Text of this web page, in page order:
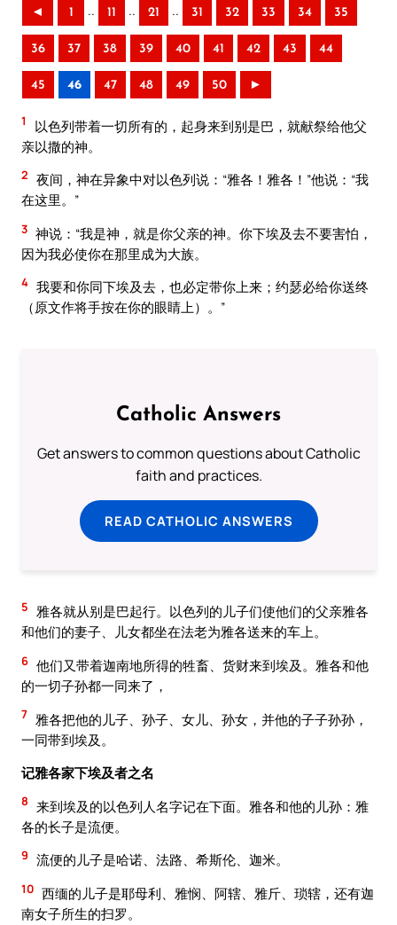
◄ 1 .. 11 .. 21 .. 31 32 33 34 35
36 37 38 39 40 41 42 43 44
45 46 47 48 49 50 ►
1
以色列带着一切所有的，起身来到别是巴，就献祭给他父
亲以撒的神。
2 夜间，神在异象中对以色列说：“雅各！雅各！”他说：“我
在这里。”
3 神说：“我是神，就是你父亲的神。你下埃及去不要害怕，
因为我必使你在那里成为大族。
4 我要和你同下埃及去，也必定带你上来；约瑟必给你送终
（原文作将手按在你的眼睛上）。”
Catholic Answers
Get answers to common questions about Catholic
faith and practices.
READ CATHOLIC ANSWERS
5 雅各就从别是巴起行。以色列的儿子们使他们的父亲雅各
和他们的妻子、儿女都坐在法老为雅各送来的车上。
6 他们又带着迦南地所得的牲畜、货财来到埃及。雅各和他
的一切子孙都一同来了，
7 雅各把他的儿子、孙子、女儿、孙女，并他的子子孙孙，
一同带到埃及。
记雅各家下埃及者之名
8 来到埃及的以色列人名字记在下面。雅各和他的儿孙：雅
各的长子是流便。
9 流便的儿子是哈诺、法路、希斯伦、迦米。
10 西缅的儿子是耶母利、雅悯、阿辖、雅斤、琐辖，还有迦
南女子所生的扫罗。